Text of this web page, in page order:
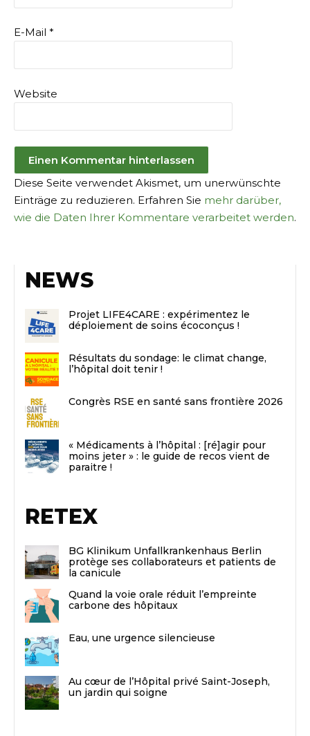
E-Mail *
Website
Diese Seite verwendet Akismet, um unerwünschte
Einträge zu reduzieren. Erfahren Sie mehr darüber,
wie die Daten Ihrer Kommentare verarbeitet werden.
NEWS
Projet LIFE4CARE : expérimentez le
déploiement de soins écoconçus !
Résultats du sondage: le climat change,
l’hôpital doit tenir !
Congrès RSE en santé sans frontière 2026
« Médicaments à l’hôpital : [ré]agir pour
moins jeter » : le guide de recos vient de
paraitre !
RETEX
BG Klinikum Unfallkrankenhaus Berlin
protège ses collaborateurs et patients de
la canicule
Quand la voie orale réduit l’empreinte
carbone des hôpitaux
Eau, une urgence silencieuse
Au cœur de l’Hôpital privé Saint-Joseph,
un jardin qui soigne